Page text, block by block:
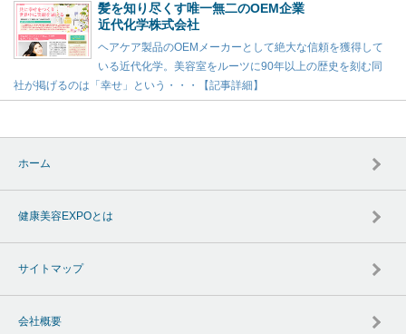
髪を知り尽くす唯一無二のOEM企業
近代化学株式会社
ヘアケア製品のOEMメーカーとして絶大な信頼を獲得して
いる近代化学。美容室をルーツに90年以上の歴史を刻む同
社が掲げるのは「幸せ」という・・・【記事詳細】
ホーム
健康美容EXPOとは
サイトマップ
会社概要